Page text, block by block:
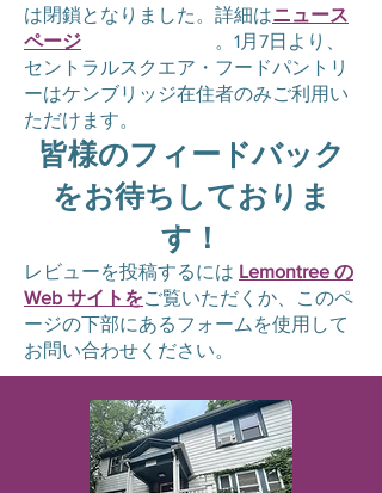
は閉鎖となりました。詳細はニュース
ページ
。1月7日より、
セントラルスクエア・フードパントリ
ーはケンブリッジ在住者のみご利用い
ただけます。
皆様のフィードバック
をお待ちしておりま
す！
レビューを投稿するには Lemontree の
Web サイトをご覧いただくか、このペ
ージの下部にあるフォームを使用して
お問い合わせください。